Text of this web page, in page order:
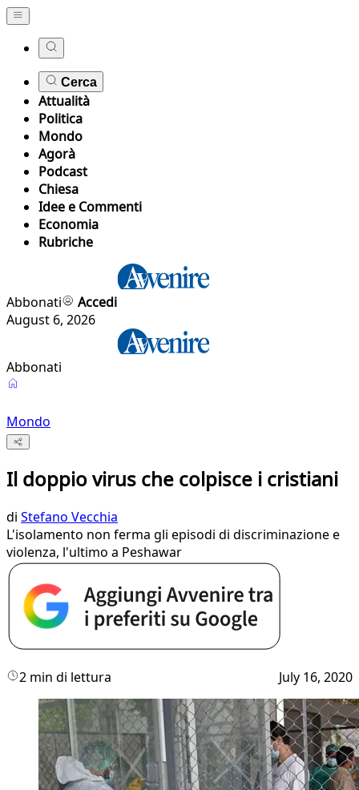
Cerca
Attualità
Politica
Mondo
Agorà
Podcast
Chiesa
Idee e Commenti
Economia
Rubriche
Abbonati
Accedi
August 6, 2026
Abbonati
Mondo
Il doppio virus che colpisce i cristiani
di Stefano Vecchia
L'isolamento non ferma gli episodi di discriminazione e
violenza, l'ultimo a Peshawar
2 min di lettura July 16, 2020